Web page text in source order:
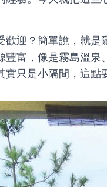
歡迎？簡單說，就
豐富，像是霧島溫
實只是小隔間，這點